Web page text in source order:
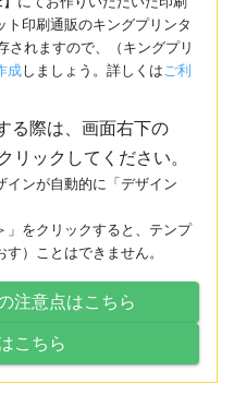
ト印刷通販のキングプリンタ
されますので、（キングプリ
成しましょう。詳しくは ご利
る際は、画面右下の
リックしてください。
インが自動的に「デザイン
」をクリックすると、テンプ
）ことはできません。
注意点はこちら
こちら